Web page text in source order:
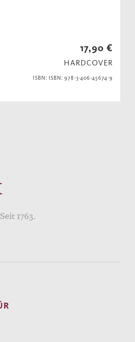
17,90 €
HARDCOVER
ISBN: ISBN: 978-3-406-45674-9
1763.